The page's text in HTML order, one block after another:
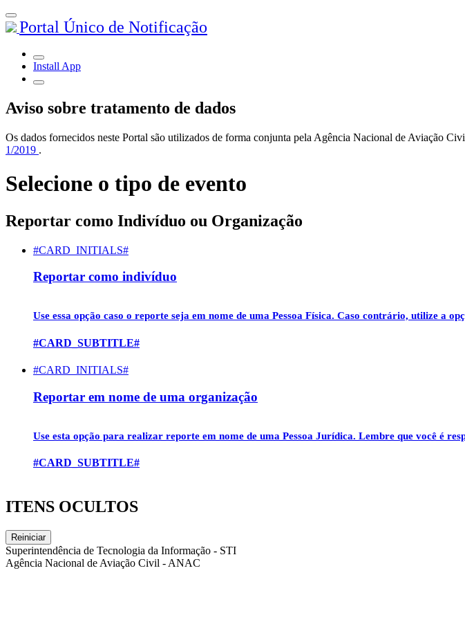
Portal Único de Notificação
Install App
Aviso sobre tratamento de dados
Os dados fornecidos neste Portal são utilizados de forma conjunta pela Agência Nacional de Aviação
1/2019 .
Selecione o tipo de evento
Reportar como Indivíduo ou Organização
#CARD_INITIALS#
Reportar como indivíduo
Use essa opção caso o reporte seja em nome de uma Pessoa Física. Caso contrário, utilize a
#CARD_SUBTITLE#
#CARD_INITIALS#
Reportar em nome de uma organização
Use esta opção para realizar reporte em nome de uma Pessoa Jurídica. Lembre que você é
#CARD_SUBTITLE#
ITENS OCULTOS
Reiniciar
Superintendência de Tecnologia da Informação - STI
Agência Nacional de Aviação Civil - ANAC